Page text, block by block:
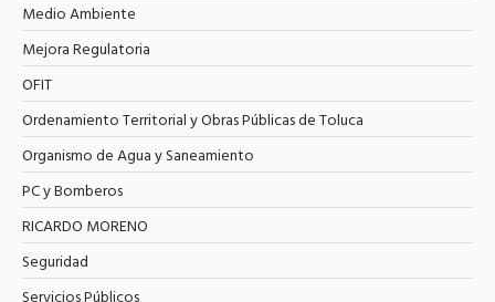
Medio Ambiente
Mejora Regulatoria
OFIT
Ordenamiento Territorial y Obras Públicas de Toluca
Organismo de Agua y Saneamiento
PC y Bomberos
RICARDO MORENO
Seguridad